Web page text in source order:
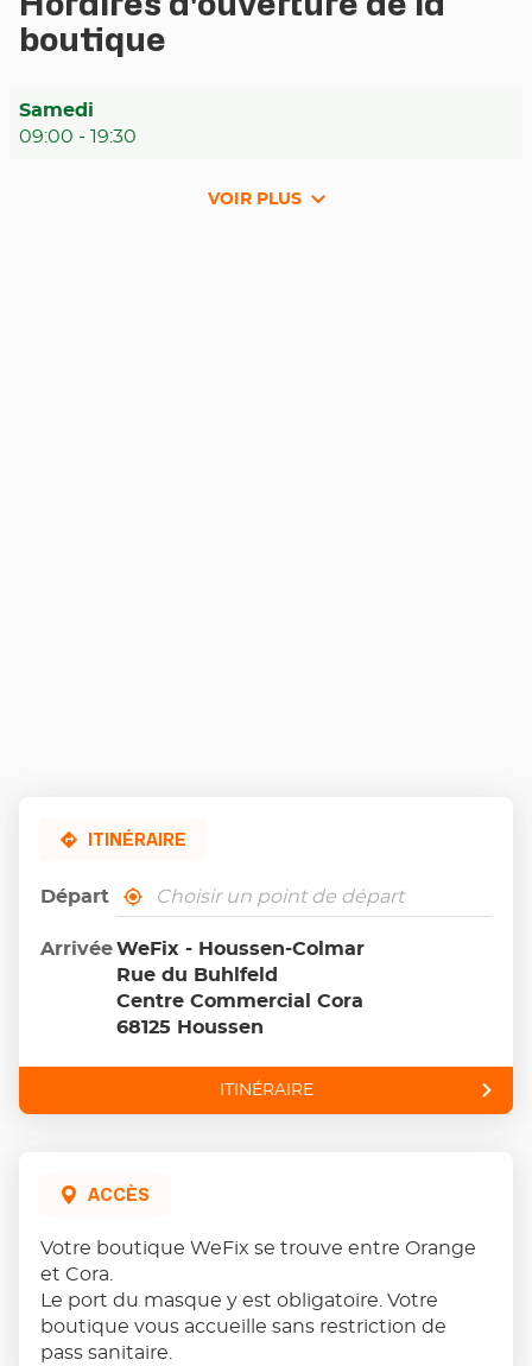
boutique
Horaires
d'ouverture
Samedi
09:00 - 19:30
VOIR PLUS
et
ITINÉRAIRE
Départ
,
trouver
un
point
de
vente
Wefix
À
proximité
ArrivéeWeFix - Houssen-Colmar
Rue du Buhlfeld
Centre Commercial Cora
68125 Houssen
ITINÉRAIRE
JUSQU'AU
POINT
ACCÈS
Votre boutique WeFix se trouve entre Orange
et Cora.
Le port du masque y est obligatoire. Votre
boutique vous accueille sans restriction de
pass sanitaire.